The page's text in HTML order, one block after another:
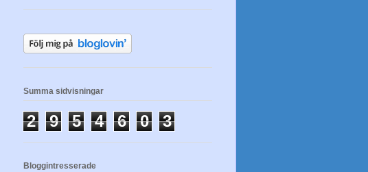
Summa sidvisningar
2 9 5 4 6 0 3
Bloggintresserade